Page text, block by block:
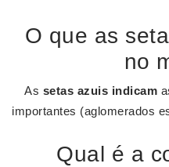
O que as
no
As setas azuis indicam
importantes (aglomerados
Qual é a